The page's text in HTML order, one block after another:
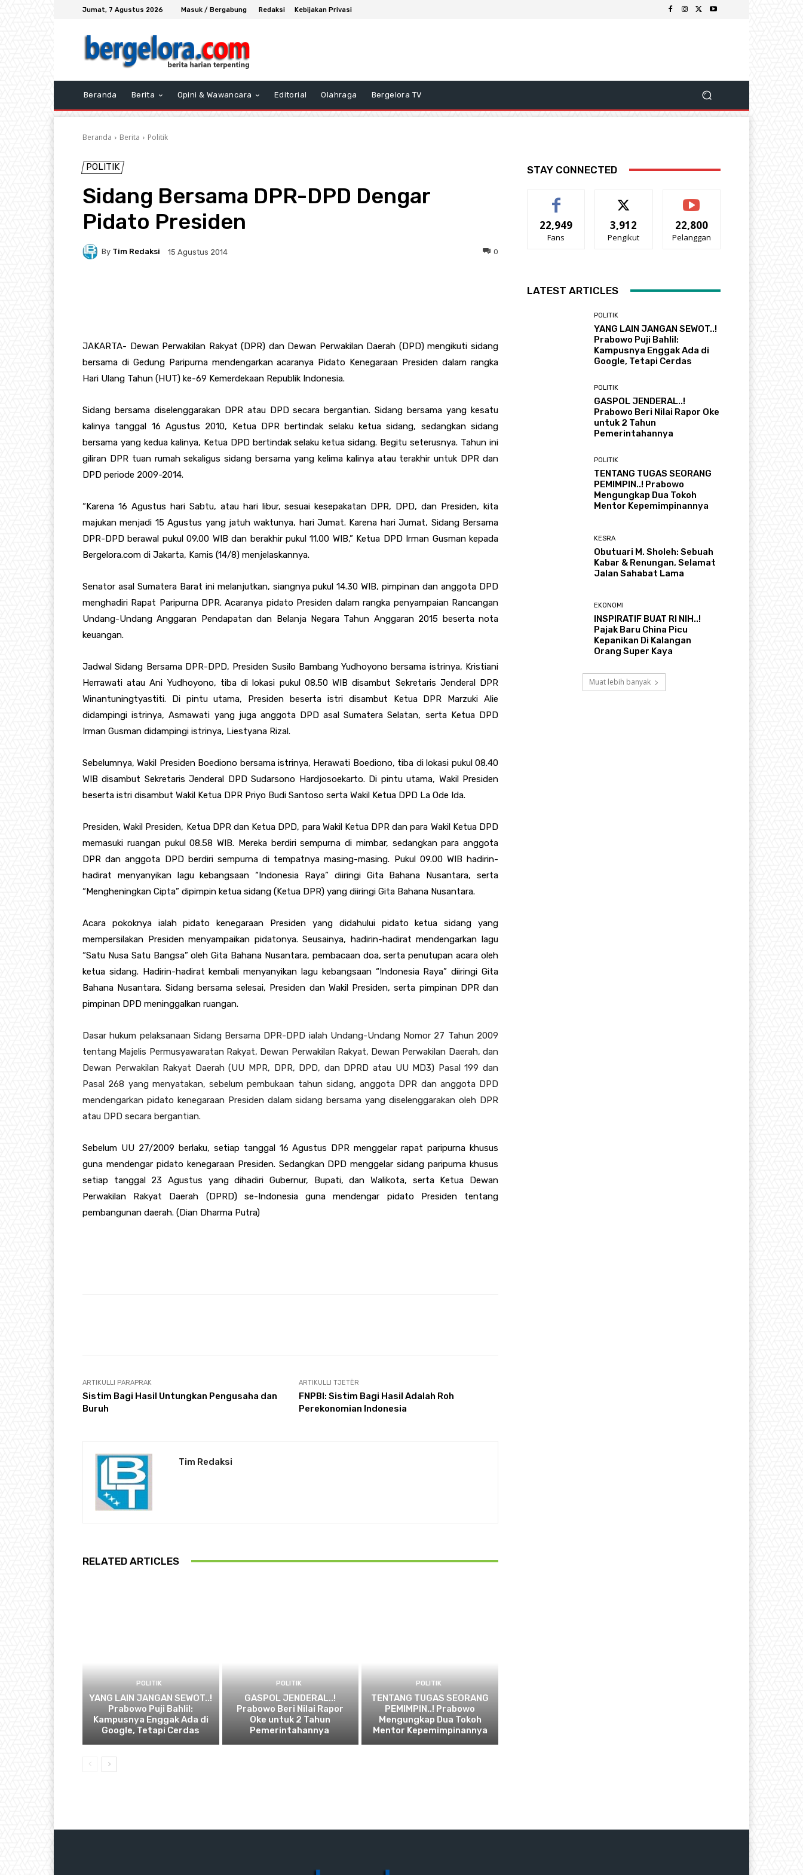
Jumat, 7 Agustus 2026 Masuk / Bergabung Redaksi Kebijakan Privasi
Beranda Berita Opini & Wawancara Editorial Olahraga Bergelora TV
Beranda Berita Politik
POLITIK
Sidang Bersama DPR-DPD Dengar
Pidato Presiden
By Tim Redaksi 15 Agustus 2014 0
JAKARTA- Dewan Perwakilan Rakyat (DPR) dan Dewan Perwakilan Daerah (DPD) mengikuti sidang
bersama di Gedung Paripurna mendengarkan acaranya Pidato Kenegaraan Presiden dalam rangka
Hari Ulang Tahun (HUT) ke-69 Kemerdekaan Republik Indonesia.
Sidang bersama diselenggarakan DPR atau DPD secara bergantian. Sidang bersama yang kesatu
kalinya tanggal 16 Agustus 2010, Ketua DPR bertindak selaku ketua sidang, sedangkan sidang
bersama yang kedua kalinya, Ketua DPD bertindak selaku ketua sidang. Begitu seterusnya. Tahun ini
giliran DPR tuan rumah sekaligus sidang bersama yang kelima kalinya atau terakhir untuk DPR dan
DPD periode 2009-2014.
“Karena 16 Agustus hari Sabtu, atau hari libur, sesuai kesepakatan DPR, DPD, dan Presiden, kita
majukan menjadi 15 Agustus yang jatuh waktunya, hari Jumat. Karena hari Jumat, Sidang Bersama
DPR-DPD berawal pukul 09.00 WIB dan berakhir pukul 11.00 WIB,” Ketua DPD Irman Gusman kepada
Bergelora.com di Jakarta, Kamis (14/8) menjelaskannya.
Senator asal Sumatera Barat ini melanjutkan, siangnya pukul 14.30 WIB, pimpinan dan anggota DPD
menghadiri Rapat Paripurna DPR. Acaranya pidato Presiden dalam rangka penyampaian Rancangan
Undang-Undang Anggaran Pendapatan dan Belanja Negara Tahun Anggaran 2015 beserta nota
keuangan.
Jadwal Sidang Bersama DPR-DPD, Presiden Susilo Bambang Yudhoyono bersama istrinya, Kristiani
Herrawati atau Ani Yudhoyono, tiba di lokasi pukul 08.50 WIB disambut Sekretaris Jenderal DPR
Winantuningtyastiti. Di pintu utama, Presiden beserta istri disambut Ketua DPR Marzuki Alie
didampingi istrinya, Asmawati yang juga anggota DPD asal Sumatera Selatan, serta Ketua DPD
Irman Gusman didampingi istrinya, Liestyana Rizal.
Sebelumnya, Wakil Presiden Boediono bersama istrinya, Herawati Boediono, tiba di lokasi pukul 08.40
WIB disambut Sekretaris Jenderal DPD Sudarsono Hardjosoekarto. Di pintu utama, Wakil Presiden
beserta istri disambut Wakil Ketua DPR Priyo Budi Santoso serta Wakil Ketua DPD La Ode Ida.
Presiden, Wakil Presiden, Ketua DPR dan Ketua DPD, para Wakil Ketua DPR dan para Wakil Ketua DPD
memasuki ruangan pukul 08.58 WIB. Mereka berdiri sempurna di mimbar, sedangkan para anggota
DPR dan anggota DPD berdiri sempurna di tempatnya masing-masing. Pukul 09.00 WIB hadirin-
hadirat menyanyikan lagu kebangsaan “Indonesia Raya” diiringi Gita Bahana Nusantara, serta
“Mengheningkan Cipta” dipimpin ketua sidang (Ketua DPR) yang diiringi Gita Bahana Nusantara.
Acara pokoknya ialah pidato kenegaraan Presiden yang didahului pidato ketua sidang yang
mempersilakan Presiden menyampaikan pidatonya. Seusainya, hadirin-hadirat mendengarkan lagu
“Satu Nusa Satu Bangsa” oleh Gita Bahana Nusantara, pembacaan doa, serta penutupan acara oleh
ketua sidang. Hadirin-hadirat kembali menyanyikan lagu kebangsaan “Indonesia Raya” diiringi Gita
Bahana Nusantara. Sidang bersama selesai, Presiden dan Wakil Presiden, serta pimpinan DPR dan
pimpinan DPD meninggalkan ruangan.
Dasar hukum pelaksanaan Sidang Bersama DPR-DPD ialah Undang-Undang Nomor 27 Tahun 2009
tentang Majelis Permusyawaratan Rakyat, Dewan Perwakilan Rakyat, Dewan Perwakilan Daerah, dan
Dewan Perwakilan Rakyat Daerah (UU MPR, DPR, DPD, dan DPRD atau UU MD3) Pasal 199 dan
Pasal 268 yang menyatakan, sebelum pembukaan tahun sidang, anggota DPR dan anggota DPD
mendengarkan pidato kenegaraan Presiden dalam sidang bersama yang diselenggarakan oleh DPR
atau DPD secara bergantian.
Sebelum UU 27/2009 berlaku, setiap tanggal 16 Agustus DPR menggelar rapat paripurna khusus
guna mendengar pidato kenegaraan Presiden. Sedangkan DPD menggelar sidang paripurna khusus
setiap tanggal 23 Agustus yang dihadiri Gubernur, Bupati, dan Walikota, serta Ketua Dewan
Perwakilan Rakyat Daerah (DPRD) se-Indonesia guna mendengar pidato Presiden tentang
pembangunan daerah. (Dian Dharma Putra)
ARTIKULLI PARAPRAK
Sistim Bagi Hasil Untungkan Pengusaha dan
Buruh
ARTIKULLI TJETËR
FNPBI: Sistim Bagi Hasil Adalah Roh
Perekonomian Indonesia
Tim Redaksi
RELATED ARTICLES
POLITIK
YANG LAIN JANGAN SEWOT..!
Prabowo Puji Bahlil:
Kampusnya Enggak Ada di
Google, Tetapi Cerdas
POLITIK
GASPOL JENDERAL..!
Prabowo Beri Nilai Rapor
Oke untuk 2 Tahun
Pemerintahannya
POLITIK
TENTANG TUGAS SEORANG
PEMIMPIN..! Prabowo
Mengungkap Dua Tokoh
Mentor Kepemimpinannya
STAY CONNECTED
22,949
Fans
3,912
Pengikut
22,800
Pelanggan
LATEST ARTICLES
POLITIK
YANG LAIN JANGAN SEWOT..!
Prabowo Puji Bahlil:
Kampusnya Enggak Ada di
Google, Tetapi Cerdas
POLITIK
GASPOL JENDERAL..!
Prabowo Beri Nilai Rapor Oke
untuk 2 Tahun
Pemerintahannya
POLITIK
TENTANG TUGAS SEORANG
PEMIMPIN..! Prabowo
Mengungkap Dua Tokoh
Mentor Kepemimpinannya
KESRA
Obutuari M. Sholeh: Sebuah
Kabar & Renungan, Selamat
Jalan Sahabat Lama
EKONOMI
INSPIRATIF BUAT RI NIH..!
Pajak Baru China Picu
Kepanikan Di Kalangan
Orang Super Kaya
Muat lebih banyak